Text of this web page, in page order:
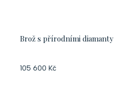
Brož s přírodními diamanty
105 600 Kč